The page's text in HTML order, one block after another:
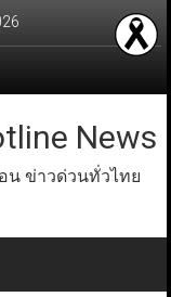
News
น ข่าวด่วนทั่วไทย